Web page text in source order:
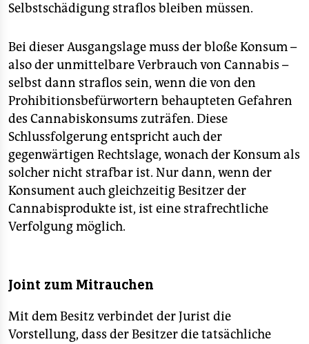
Selbstschädigung straflos bleiben müssen.
Bei dieser Ausgangslage muss der bloße Konsum –
also der unmittelbare Verbrauch von Cannabis –
selbst dann straflos sein, wenn die von den
Prohibitionsbefürwortern behaupteten Gefahren
des Cannabiskonsums zuträfen. Diese
Schlussfolgerung entspricht auch der
gegenwärtigen Rechtslage, wonach der Konsum als
solcher nicht strafbar ist. Nur dann, wenn der
Konsument auch gleichzeitig Besitzer der
Cannabisprodukte ist, ist eine strafrechtliche
Verfolgung möglich.
Joint zum Mitrauchen
Mit dem Besitz verbindet der Jurist die
Vorstellung, dass der Besitzer die tatsächliche